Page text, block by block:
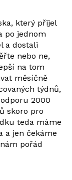
který přijel
po jednom
a dostali
nebo ne,
na tom
měsíčně
týdnů,
2000
skoro pro
teda máme
a jen čekáme
pořád